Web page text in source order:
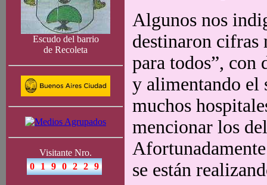
Escudo del barrio
de Recoleta
Visitante Nro.
Algunos nos
destinaron
para todos”, con
y alimentando el
muchos
mencionar los
se están